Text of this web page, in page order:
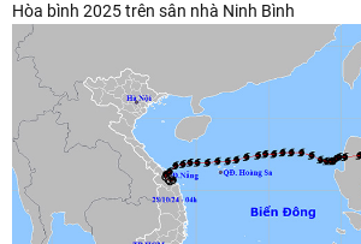
Hòa bình 2025 trên sân nhà Ninh Bình